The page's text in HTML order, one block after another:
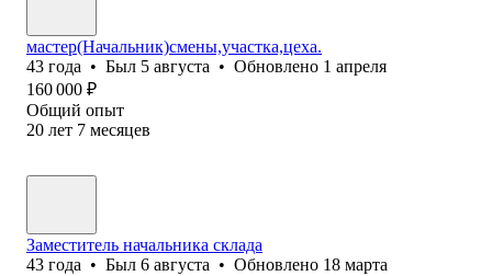
мастер(Начальник)смены,участка,цеха.
43 года • Был 5 августа • Обновлено 1 апреля
160 000 ₽
Общий опыт
20 лет 7 месяцев
Заместитель начальника склада
43 года • Был 6 августа • Обновлено 18 марта